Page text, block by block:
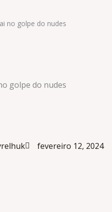
no golpe do nudes
golpe do nudes
fevereiro 12, 2024